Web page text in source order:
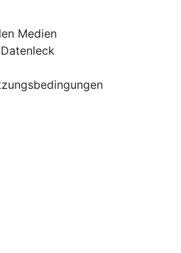
Medien